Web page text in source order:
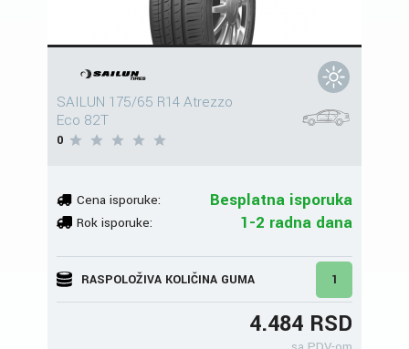
SAILUN 175/65 R14 Atrezzo
Eco 82T
0
Cena isporuke: Besplatna isporuka
Rok isporuke: 1-2 radna dana
RASPOLOŽIVA KOLIČINA GUMA 1
4.484 RSD